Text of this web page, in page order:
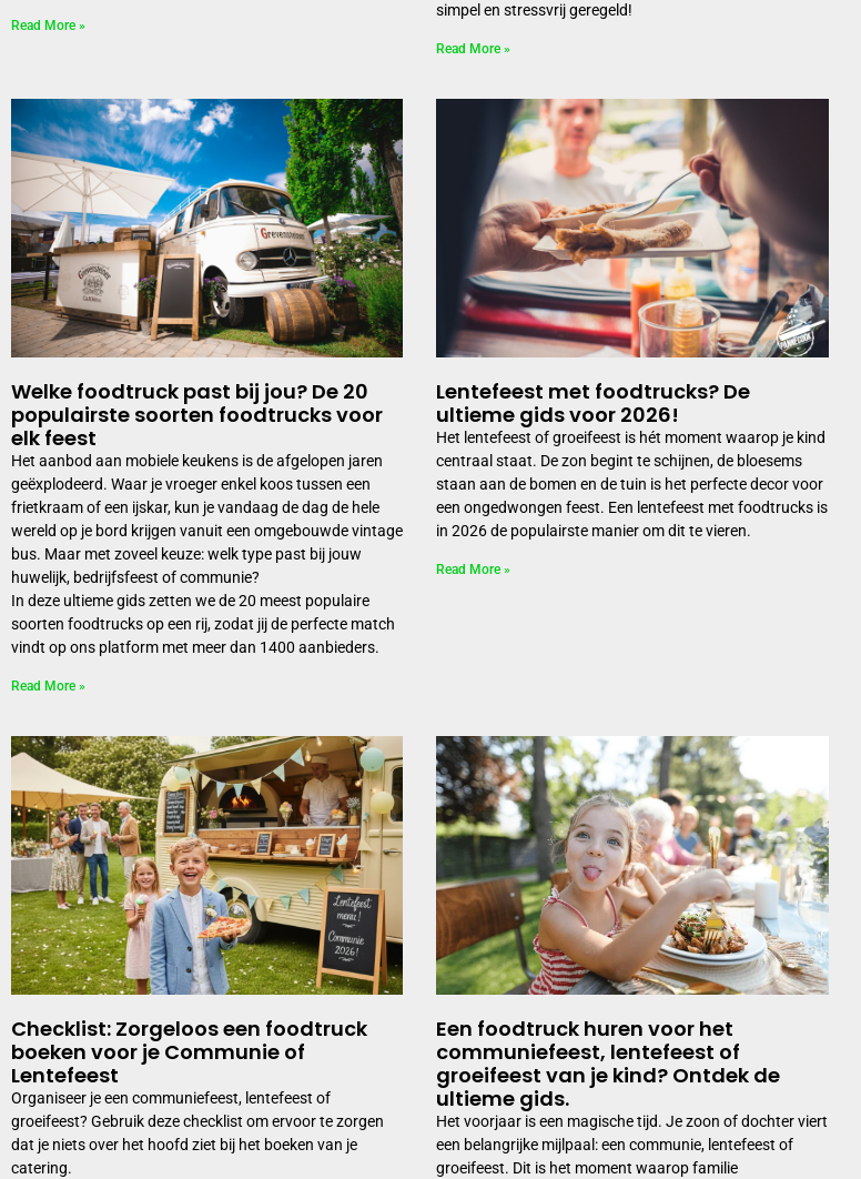
Read More »
simpel en stressvrij geregeld!
Read More »
Welke foodtruck past bij jou? De 20
populairste soorten foodtrucks voor
elk feest
Het aanbod aan mobiele keukens is de afgelopen jaren
geëxplodeerd. Waar je vroeger enkel koos tussen een
frietkraam of een ijskar, kun je vandaag de dag de hele
wereld op je bord krijgen vanuit een omgebouwde vintage
bus. Maar met zoveel keuze: welk type past bij jouw
huwelijk, bedrijfsfeest of communie?
In deze ultieme gids zetten we de 20 meest populaire
soorten foodtrucks op een rij, zodat jij de perfecte match
vindt op ons platform met meer dan 1400 aanbieders.
Read More »
Lentefeest met foodtrucks? De
ultieme gids voor 2026!
Het lentefeest of groeifeest is hét moment waarop je kind
centraal staat. De zon begint te schijnen, de bloesems
staan aan de bomen en de tuin is het perfecte decor voor
een ongedwongen feest. Een lentefeest met foodtrucks is
in 2026 de populairste manier om dit te vieren.
Read More »
Checklist: Zorgeloos een foodtruck
boeken voor je Communie of
Lentefeest
Organiseer je een communiefeest, lentefeest of
groeifeest? Gebruik deze checklist om ervoor te zorgen
dat je niets over het hoofd ziet bij het boeken van je
catering.
Een foodtruck huren voor het
communiefeest, lentefeest of
groeifeest van je kind? Ontdek de
ultieme gids.
Het voorjaar is een magische tijd. Je zoon of dochter viert
een belangrijke mijlpaal: een communie, lentefeest of
groeifeest. Dit is het moment waarop familie